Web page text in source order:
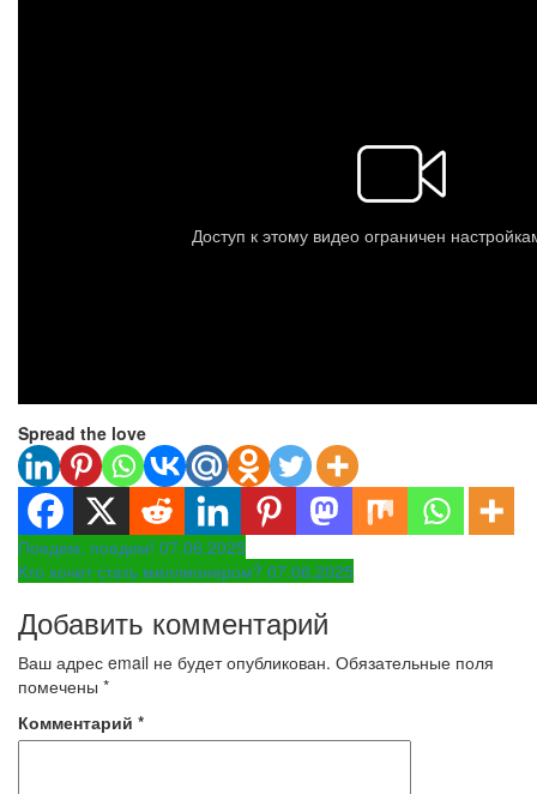
Spread the love
Навигация
по
записям
Поедем, поедим! 07.06.2025
Кто хочет стать миллионером? 07.06.2025
Добавить комментарий
Ваш адрес email не будет опубликован. Обязательные поля
помечены *
Комментарий *